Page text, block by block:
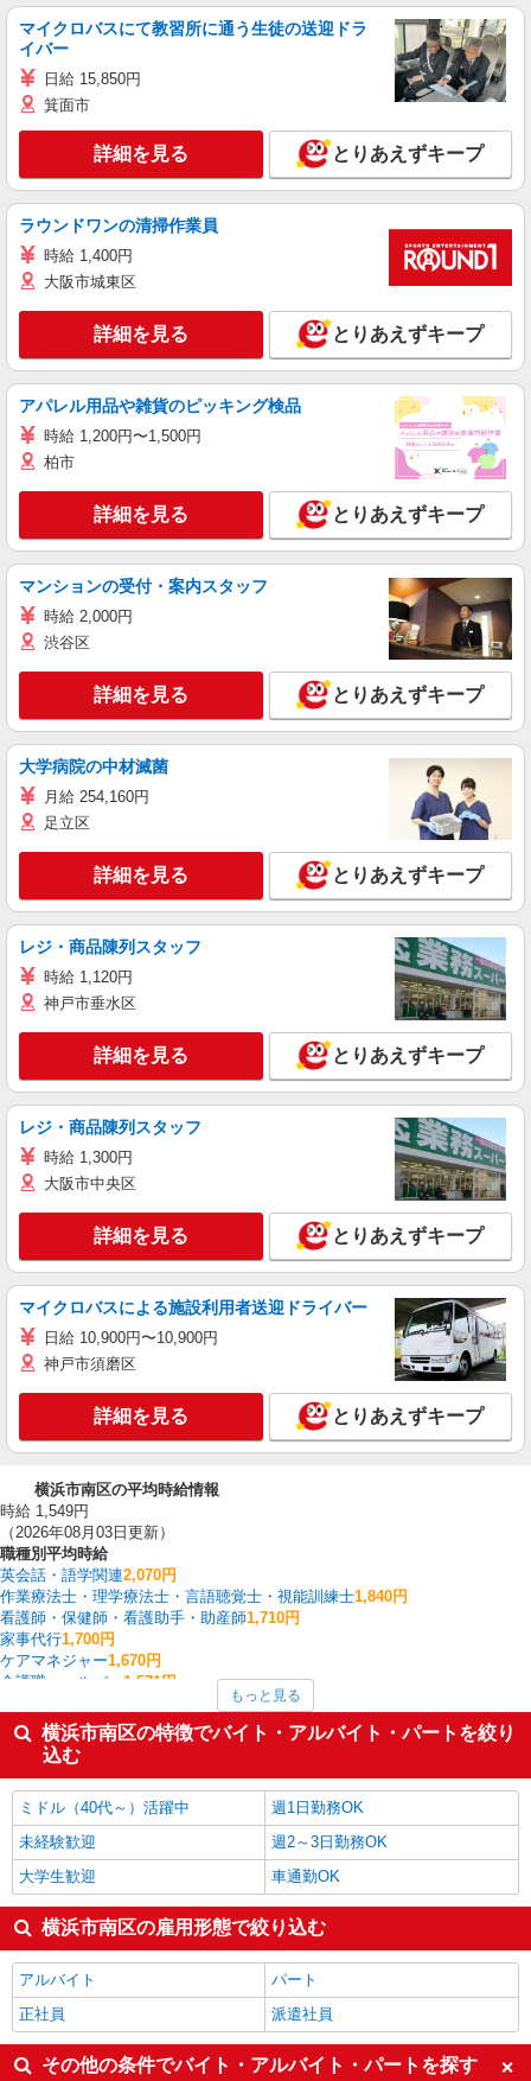
マイクロバスにて教習所に通う生徒の送迎ドラ
イバー
日給 15,850円
箕面市
詳細を見る とりあえずキープ
ラウンドワンの清掃作業員
時給 1,400円
大阪市城東区
詳細を見る とりあえずキープ
アパレル用品や雑貨のピッキング検品
時給 1,200円〜1,500円
柏市
詳細を見る とりあえずキープ
マンションの受付・案内スタッフ
時給 2,000円
渋谷区
詳細を見る とりあえずキープ
大学病院の中材滅菌
月給 254,160円
足立区
詳細を見る とりあえずキープ
レジ・商品陳列スタッフ
時給 1,120円
神戸市垂水区
詳細を見る とりあえずキープ
レジ・商品陳列スタッフ
時給 1,300円
大阪市中央区
詳細を見る とりあえずキープ
マイクロバスによる施設利用者送迎ドライバー
日給 10,900円〜10,900円
神戸市須磨区
詳細を見る とりあえずキープ
横浜市南区の平均時給情報
時給 1,549円
（2026年08月03日更新）
職種別平均時給
英会話・語学関連2,070円
作業療法士・理学療法士・言語聴覚士・視能訓練士1,840円
看護師・保健師・看護助手・助産師1,710円
家事代行1,700円
ケアマネジャー1,670円
介護職・ヘルパー 1,571円
入出庫・商品管理・検品・検査 1,558円
一般・営業事務1,500円
イベント・キャンペーン
横浜市南区の他の職種の平均時給を見る
もっと見る
横浜市南区の特徴でバイト・アルバイト・パートを絞り
込む
ミドル（40代～）活躍中
週1日勤務OK
未経験歓迎
週2～3日勤務OK
大学生歓迎
車通勤OK
横浜市南区の雇用形態で絞り込む
アルバイト
パート
正社員
派遣社員
その他の条件でバイト・アルバイト・パートを探す